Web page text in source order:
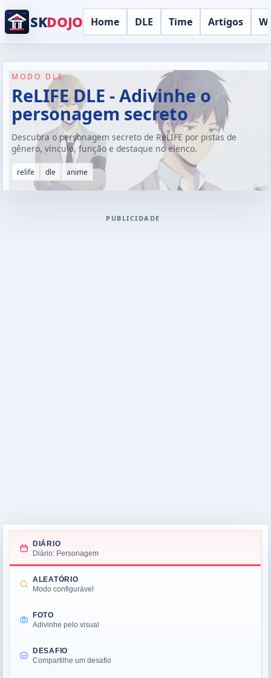
SKDOJO Home DLE Time Artigos
MODO DLE
ReLIFE DLE - Adivinhe o
personagem secreto
Descubra o personagem secreto de ReLIFE por pistas de
gênero, vínculo, função e destaque no elenco.
relife dle anime
PUBLICIDADE
DIÁRIO
Diário: Personagem
ALEATÓRIO
Modo configurável
FOTO
Adivinhe pelo visual
DESAFIO
Compartilhe um desafio